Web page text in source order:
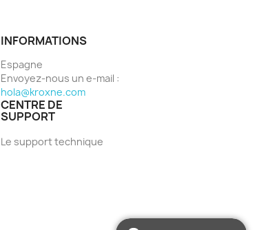
INFORMATIONS
Espagne
Envoyez-nous un e-mail :
hola@kroxne.com
CENTRE DE
SUPPORT
Le support technique